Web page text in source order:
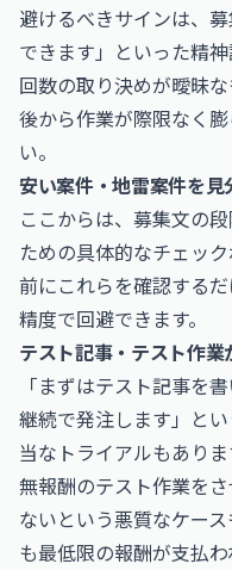
避けるべきサインは、
できます」といった精
回数の取り決めが曖昧
後から作業が際限なく
い。
安い案件・地雷案件を
ここからは、募集文の
ための具体的なチェッ
前にこれらを確認する
精度で回避できます。
テスト記事・テスト作
「まずはテスト記事を
継続で発注します」と
当なトライアルもあり
無報酬のテスト作業を
ないという悪質なケー
も最低限の報酬が支払